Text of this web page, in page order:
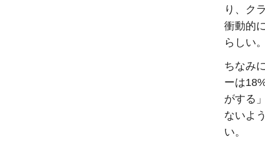
り、ク
衝動的
らしい
ちなみ
ーは
がする
ないよ
い。